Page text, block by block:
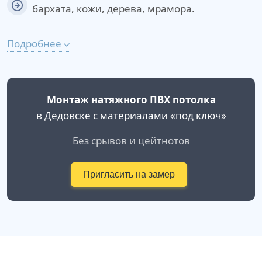
бархата, кожи, дерева, мрамора.
Подробнее
Монтаж натяжного ПВХ потолка
в Дедовске с материалами «под ключ»
Без срывов и цейтнотов
Пригласить на замер